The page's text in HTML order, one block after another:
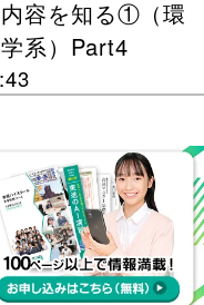
容を知る①（環
系）Part4